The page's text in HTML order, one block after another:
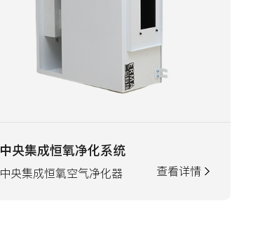
中央集成恒氧净化系统
中央集成恒氧空气净化器 查看详情